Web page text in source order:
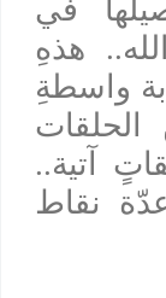
في
هذهِ
واسطةِ
آتية..
نقاط